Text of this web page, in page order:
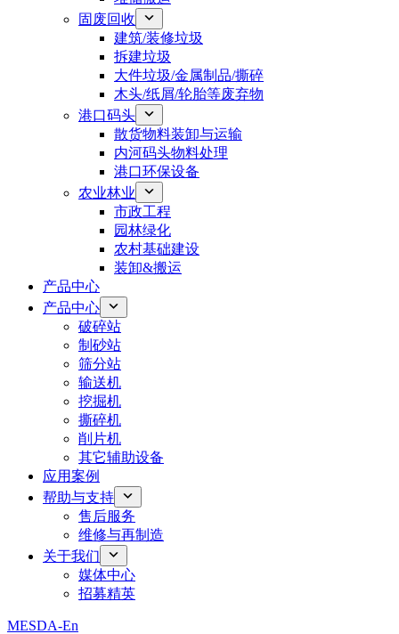
固废回收
建筑/装修垃圾
拆建垃圾
大件垃圾/金属制品/撕碎
木头/纸屑/轮胎等废弃物
港口码头
散货物料装卸与运输
内河码头物料处理
港口环保设备
农业林业
市政工程
园林绿化
农村基础建设
装卸&搬运
产品中心
产品中心
破碎站
制砂站
筛分站
输送机
挖掘机
撕碎机
削片机
其它辅助设备
应用案例
帮助与支持
售后服务
维修与再制造
关于我们
媒体中心
招募精英
MESDA-En